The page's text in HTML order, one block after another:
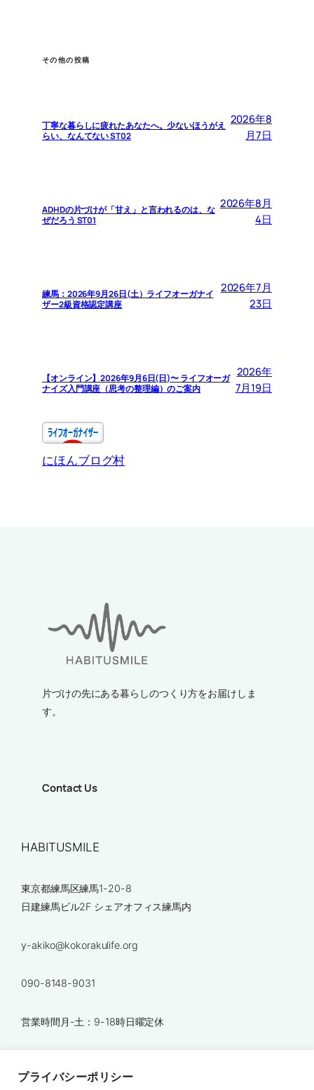
その他の投稿
丁寧な暮らしに疲れたあなたへ。少ないほうがえ
らい、なんてない ST02
2026年8
月7日
ADHDの片づけが「甘え」と言われるのは、な
ぜだろう ST01
2026年8月
4日
練馬：2026年9月26日(土）ライフオーガナイ
ザー2級資格認定講座
2026年7月
23日
【オンライン】2026年9月6日(日)〜 ライフオーガ
ナイズ入門講座（思考の整理編）のご案内
2026年
7月19日
にほんブログ村
片づけの先にある暮らしのつくり方をお届けしま
す。
Contact Us
HABITUSMILE
東京都練馬区練馬1-20-8
日建練馬ビル2F シェアオフィス練馬内
y-akiko@kokorakulife.org
090-8148-9031
営業時間月-土：9-18時日曜定休
Link
プライバシーポリシー